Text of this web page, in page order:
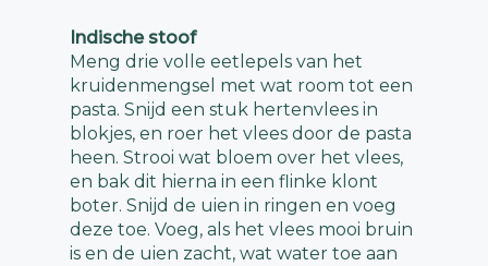
Indische stoof
Meng drie volle eetlepels van het
kruidenmengsel met wat room tot een
pasta. Snijd een stuk hertenvlees in
blokjes, en roer het vlees door de pasta
heen. Strooi wat bloem over het vlees,
en bak dit hierna in een flinke klont
boter. Snijd de uien in ringen en voeg
deze toe. Voeg, als het vlees mooi bruin
is en de uien zacht, wat water toe aan